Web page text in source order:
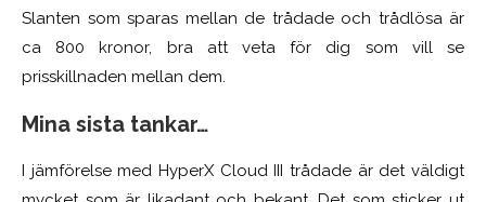
Slanten som sparas mellan de trådade och trådlösa är
ca 800 kronor, bra att veta för dig som vill se
prisskillnaden mellan dem.
Mina sista tankar…
I jämförelse med HyperX Cloud III trådade är det väldigt